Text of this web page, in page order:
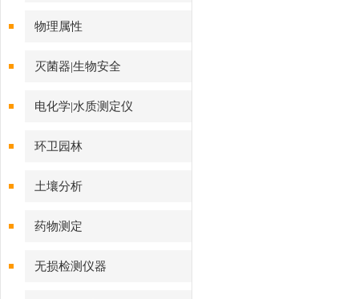
物理属性
灭菌器|生物安全
电化学|水质测定仪
环卫园林
土壤分析
药物测定
无损检测仪器